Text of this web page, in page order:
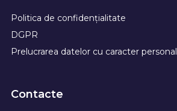
Politica de confidențialitate
DGPR
Prelucrarea datelor cu caracter personal
Contacte